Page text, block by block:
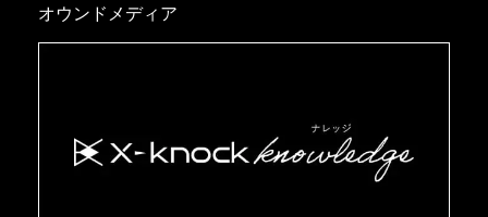
オウンドメディア